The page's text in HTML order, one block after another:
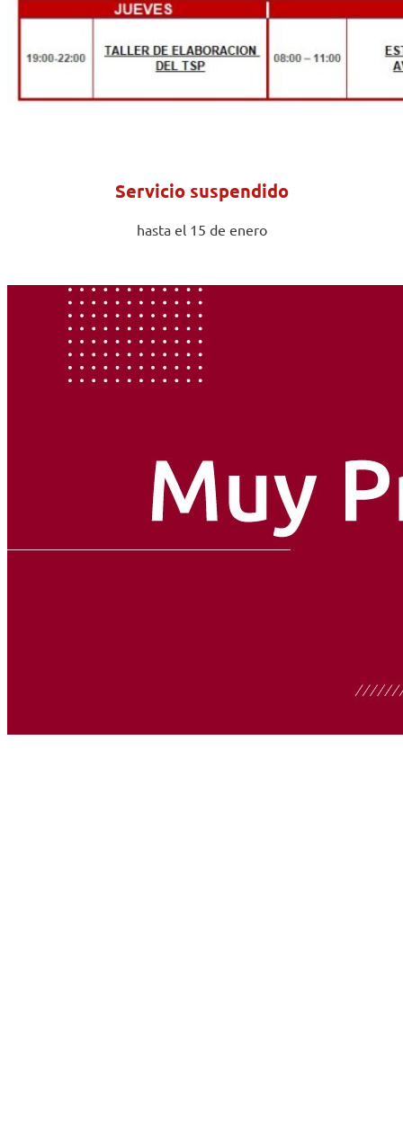
Servicio suspendido
hasta el 15 de enero